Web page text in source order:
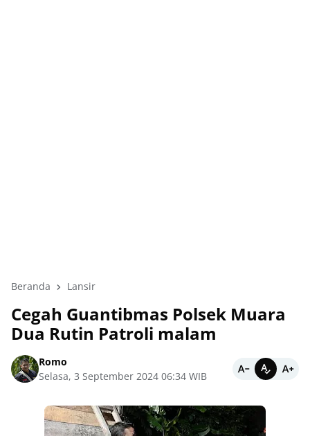
Beranda Lansir
Cegah Guantibmas Polsek Muara
Dua Rutin Patroli malam
Romo
Selasa, 3 September 2024 06:34 WIB